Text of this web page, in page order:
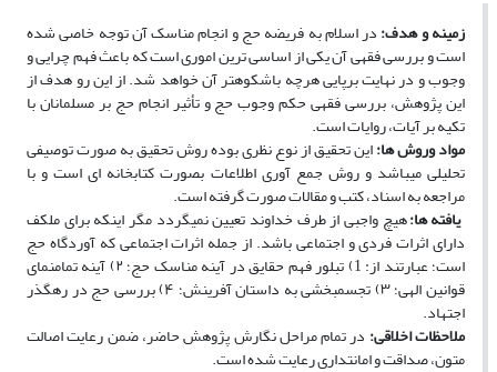
زمینه و هدف:در اسلام به فریضه حج و انجام مناسک آن توجه خاصی شده
است و بررسی فقهی آن یکی از اساسی ­ترین اموری است که باعث فهم چرایی و
وجوب و در نهایت برپایی هرچه باشکوه­تر آن خواهد شد. از این رو هدف از
این پژوهش، بررسی فقهی حکم وجوب حج و تأثیر انجام حج بر مسلمانان با
تکیه بر آیات، روایات است.
مواد وروشها:این تحقیق از نوع نظری بوده ‌روش تحقیق به صورت توصیفی
تحلیلی می‏باشد و روش جمع‏ آوری اطلاعات بصورت کتابخانه‏ ای است و با
مراجعه به اسناد، کتب و مقالات صورت گرفته است.
یافته­ها:هیچ واجبی از طرف خداوند تعیین نمی­گردد مگر اینکه برای ملکف
دارای اثرات فردی و اجتماعی باشد. از جمله اثرات اجتماعی که آوردگاه حج
است؛ عبارتند از: 1) تبلور فهم حقایق در آینه­ مناسک حج؛ ۲) آینه تمام­نمای
قوانین الهی؛ ۳) تجسم­بخشی به داستان آفرینش؛ ۴) بررسی حج در رهگذر
اجتهاد.
ملاحظات اخلاقی: در تمام مراحل نگارش پژوهش حاضر، ضمن رعایت اصالت
متون، صداقت و امانت­داری رعایت شده است.